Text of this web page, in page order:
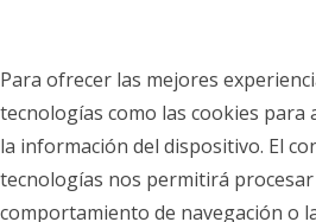
Para ofrecer las mejores
tecnologías como las cookies para
la información del dispositivo. El
tecnologías nos permitirá
comportamiento de navegación o